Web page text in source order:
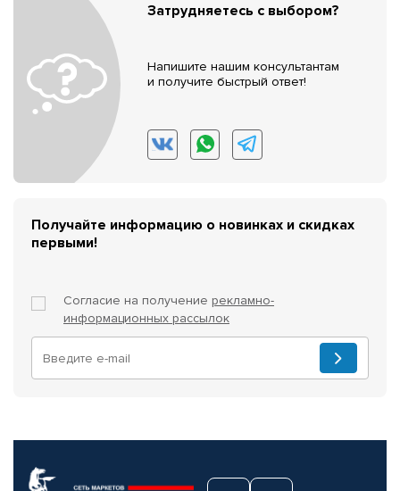
Затрудняетесь с выбором?
Напишите нашим консультантам
и получите быстрый ответ!
Получайте информацию о новинках и скидках
первыми!
Согласие на получение рекламно-
информационных рассылок